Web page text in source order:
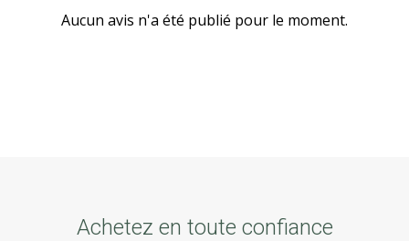
Aucun avis n'a été publié pour le moment.
Achetez en toute confiance